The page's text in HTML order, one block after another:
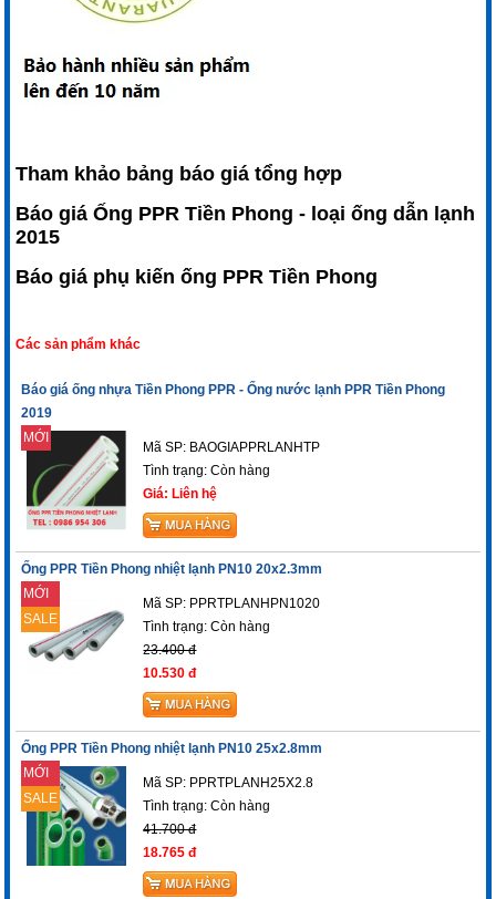
Tham khảo bảng báo giá tổng hợp
Báo giá Ống PPR Tiền Phong - loại ống dẫn lạnh
2015
Báo giá phụ kiến ống PPR Tiền Phong
Các sản phẩm khác
Báo giá ống nhựa Tiền Phong PPR - Ống nước lạnh PPR Tiền Phong
2019
MỚI
Mã SP: BAOGIAPPRLANHTP
Tình trạng:Còn hàng
Giá: Liên hệ
Ống PPR Tiền Phong nhiệt lạnh PN10 20x2.3mm
MỚI
SALE
Mã SP: PPRTPLANHPN1020
Tình trạng:Còn hàng
23.400 đ
10.530 đ
Ống PPR Tiền Phong nhiệt lạnh PN10 25x2.8mm
MỚI
SALE
Mã SP: PPRTPLANH25X2.8
Tình trạng:Còn hàng
41.700 đ
18.765 đ